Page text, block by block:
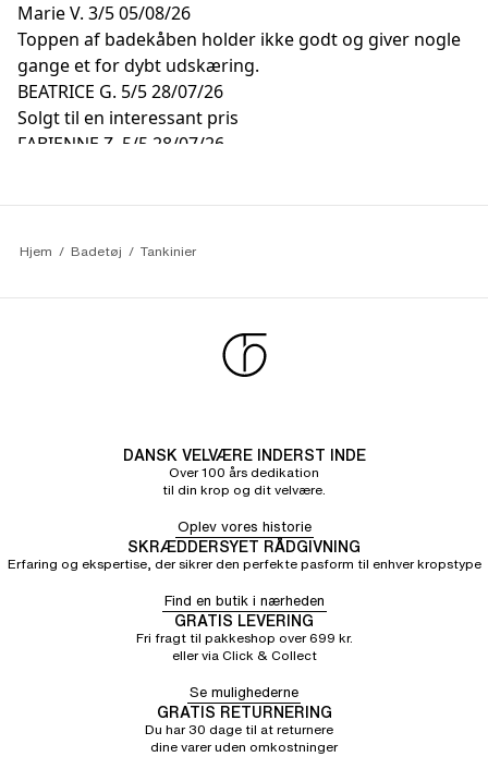
Marie V. 3/505/08/26
Toppen af badekåben holder ikke godt og giver nogle
gange et for dybt udskæring.
BEATRICE G. 5/528/07/26
Solgt til en interessant pris
FABIENNE Z. 5/5 28/07/26
og bunden
Hjem Badetøj Tankinier
DANSK VELVÆRE INDERST INDE
Over 100 års dedikation
til din krop og dit velvære.
Oplev vores historie
SKRÆDDERSYET RÅDGIVNING
Erfaring og ekspertise, der sikrer den perfekte pasform til enhver kropstype
Find en butik i nærheden
GRATIS LEVERING
Fri fragt til pakkeshop over 699 kr.
eller via Click & Collect
Se mulighederne
GRATIS RETURNERING
Du har 30 dage til at returnere
dine varer uden omkostninger